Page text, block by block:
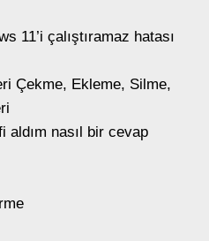
11’i çalıştıramaz hatası
Çekme, Ekleme, Silme,
aldım nasıl bir cevap